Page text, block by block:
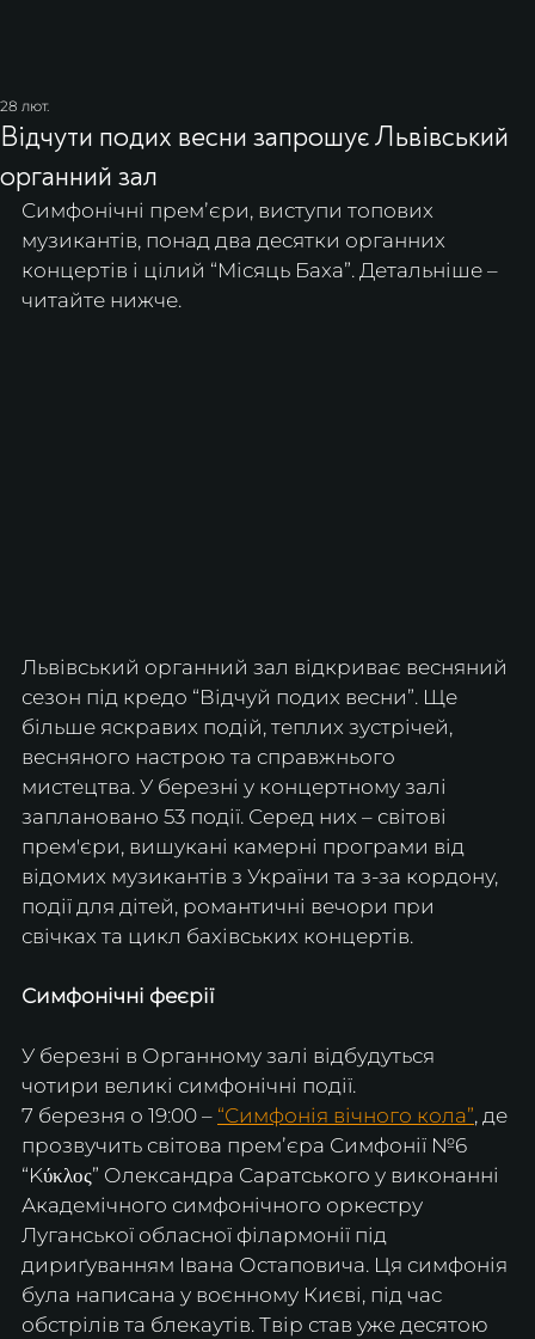
Відчути подих весни запрошує Львівський
органний зал
28 лют.
Симфонічні премʼєри, виступи топових
музикантів, понад два десятки органних
концертів і цілий “Місяць Баха”. Детальніше –
читайте нижче.
Львівський органний зал відкриває весняний
сезон під кредо “Відчуй подих весни”. Ще
більше яскравих подій, теплих зустрічей,
весняного настрою та справжнього
мистецтва. У березні у концертному залі
заплановано 53 події. Серед них – світові
прем'єри, вишукані камерні програми від
відомих музикантів з України та з-за кордону,
події для дітей, романтичні вечори при
свічках та цикл бахівських концертів.
Симфонічні феєрії
У березні в Органному залі відбудуться
чотири великі симфонічні події.
7 березня о 19:00 – “Симфонія вічного кола”, де
прозвучить світова премʼєра Симфонії №6
“Kύκλος” Олександра Саратського у виконанні
Академічного симфонічного оркестру
Луганської обласної філармонії під
дириґуванням Івана Остаповича. Ця симфонія
була написана у воєнному Києві, під час
обстрілів та блекаутів. Твір став уже десятою